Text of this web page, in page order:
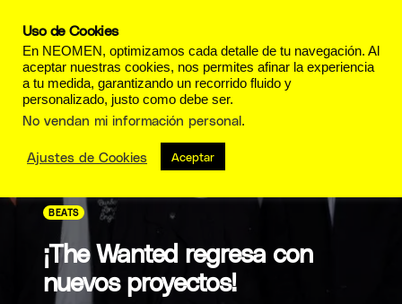
BEATS
¡The Wanted regresa con
nuevos proyectos!
Uso de Cookies
En NEOMEN, optimizamos cada detalle de tu navegación. Al
aceptar nuestras cookies, nos permites afinar la experiencia
a tu medida, garantizando un recorrido fluido y
personalizado, justo como debe ser.
No vendan mi información personal.
Ajustes de Cookies Aceptar